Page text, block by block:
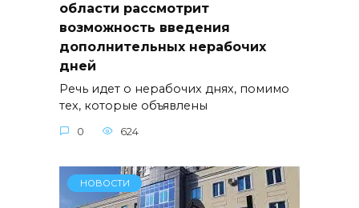
области рассмотрит
возможность введения
дополнительных нерабочих
дней
Речь идет о нерабочих днях, помимо
тех, которые объявлены
0 624
НОВОСТИ